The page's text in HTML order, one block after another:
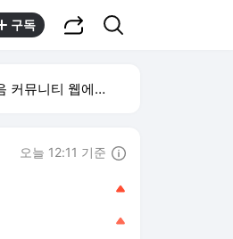
구독
니티 웹에서 보기
오늘 12:11 기준